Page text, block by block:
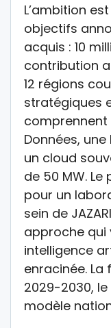
L’ambition
objectifs
acquis : 10
contribution
12 régions
stratégiques
comprennent
Données,
un cloud
de 50 MW.
pour un
sein de
approche qui
intelligence
enracinée. La
2029-2030,
modèle